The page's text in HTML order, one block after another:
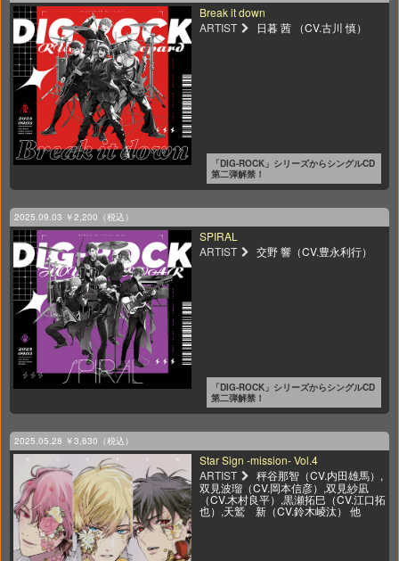
Break it down
ARTIST
日暮 茜 （CV.古川 慎）
「DIG-ROCK」シリーズからシングルCD
第二弾解禁！
2025.09.03 ￥2,200（税込）
SPIRAL
ARTIST
交野 響（CV.豊永利行）
「DIG-ROCK」シリーズからシングルCD
第二弾解禁！
2025.05.28 ￥3,630（税込）
Star Sign -mission- Vol.4
ARTIST
秤谷那智（CV.内田雄馬）,
双見波瑠（CV.岡本信彦）,双見紗凪
（CV.木村良平）,黒瀬拓巳（CV.江口拓
也）,天鷲 新（CV.鈴木崚汰） 他